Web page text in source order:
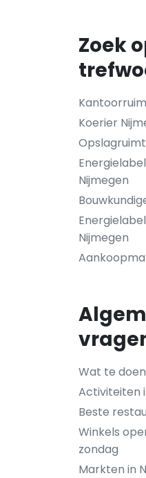
Zoek
Koerier
Nijmegen
Nijmegen
Wat te
Activiteiten
Beste
Winkels
zondag
Markten in